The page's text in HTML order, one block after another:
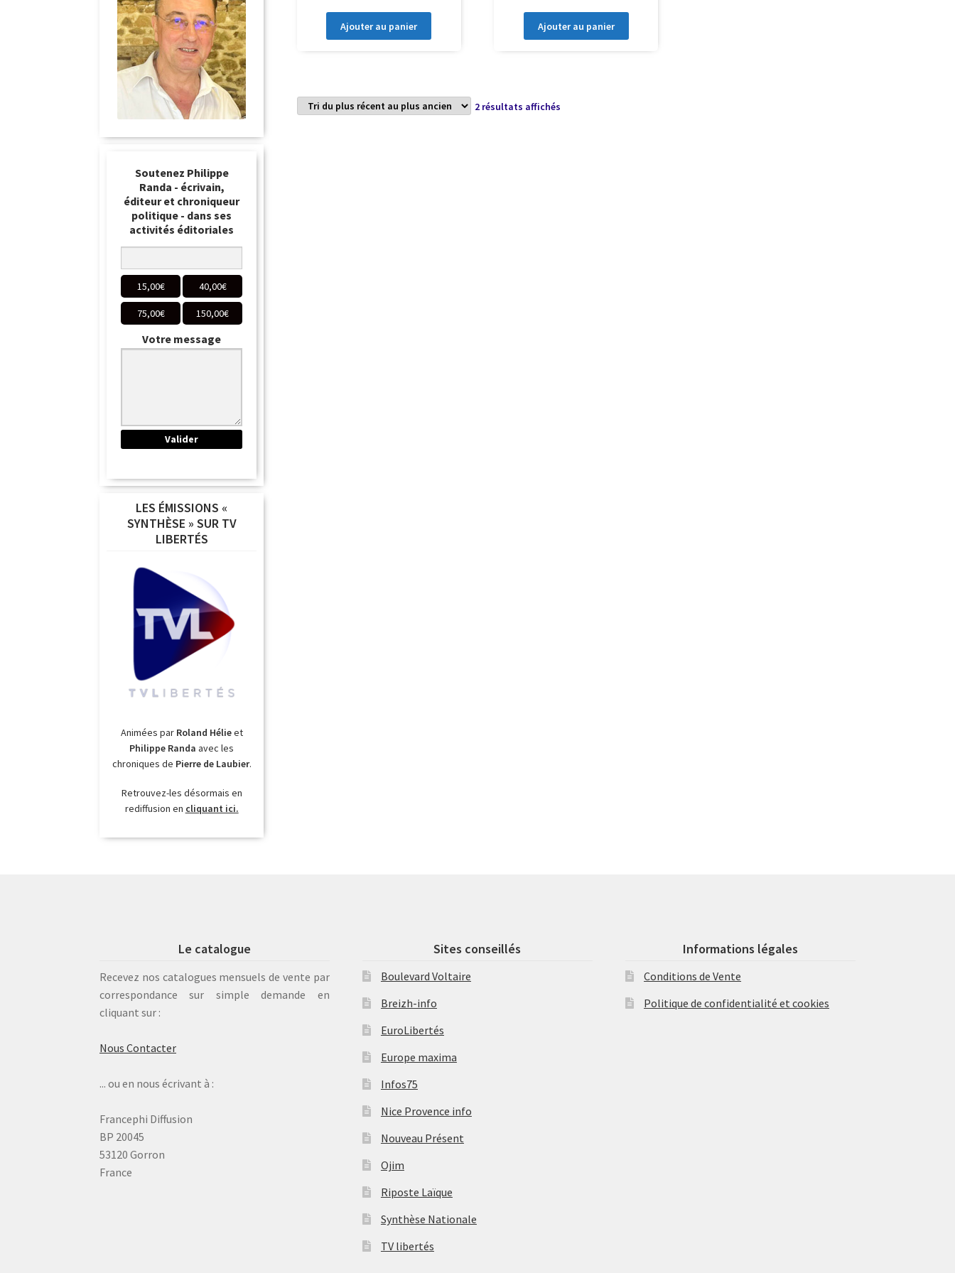
Ajouter au panier Ajouter au panier
2 résultats affichésTrié
Soutenez Philippe
Randa - écrivain,
éditeur et chroniqueur
politique - dans ses
activités éditoriales
15,00€ 40,00€
75,00€ 150,00€
Votre message
LES ÉMISSIONS «
SYNTHÈSE » SUR TV
LIBERTÉS
Animées par Roland Hélieet
Philippe Randa avec les
chroniques de Pierre de Laubier.
Retrouvez-les désormais en
rediffusion en cliquant ici.
Le catalogue
Recevez nos catalogues mensuels de vente par
correspondance sur simple demande en
cliquant sur :
Nous Contacter
... ou en nous écrivant à :
Francephi Diffusion
BP 20045
53120 Gorron
France
Sites conseillés
Boulevard Voltaire
Breizh-info
EuroLibertés
Europe maxima
Infos75
Nice Provence info
Nouveau Présent
Ojim
Riposte Laïque
Synthèse Nationale
TV libertés
Informations légales
Conditions de Vente
Politique de confidentialité et cookies